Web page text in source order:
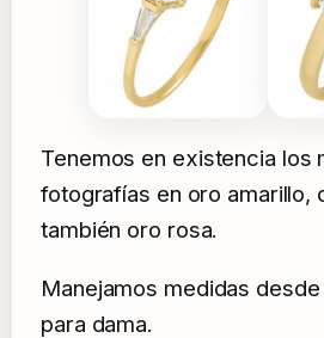
Tenemos en existencia los
fotografías en oro amarillo,
también oro rosa.
Manejamos medidas
para dama.